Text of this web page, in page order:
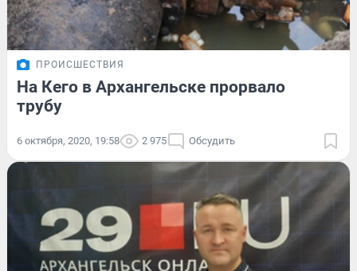
ПРОИСШЕСТВИЯ
На Кего в Архангельске прорвало
трубу
6 октября, 2020, 19:58 2 975 Обсудить